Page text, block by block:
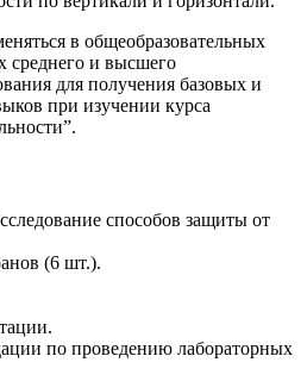
в общеобразовательных
среднего и высшего
для получения базовых и
при изучении курса
способов защиты от
(6 шт.).
по проведению лабораторных